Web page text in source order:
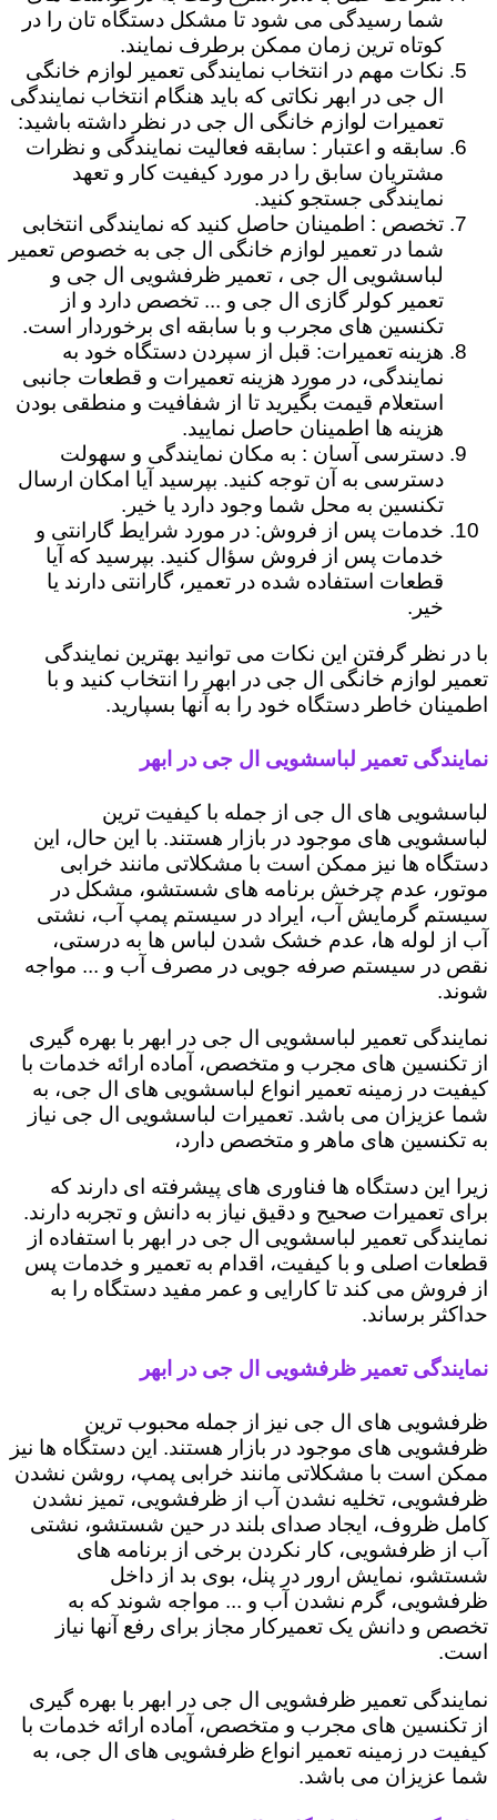
شما رسیدگی می شود تا مشکل دستگاه تان را در
کوتاه ترین زمان ممکن برطرف نمایند.
نکات مهم در انتخاب نمایندگی تعمیر لوازم خانگی
ال جی در ابهر نکاتی که باید هنگام انتخاب نمایندگی
تعمیرات لوازم خانگی ال جی در نظر داشته باشید:
سابقه و اعتبار : سابقه فعالیت نمایندگی و نظرات
مشتریان سابق را در مورد کیفیت کار و تعهد
نمایندگی جستجو کنید.
تخصص : اطمینان حاصل کنید که نمایندگی انتخابی
شما در تعمیر لوازم خانگی ال جی به خصوص تعمیر
لباسشویی ال جی ، تعمیر ظرفشویی ال جی و
تعمیر کولر گازی ال جی و ... تخصص دارد و از
تکنسین های مجرب و با سابقه ای برخوردار است.
هزینه تعمیرات: قبل از سپردن دستگاه خود به
نمایندگی، در مورد هزینه تعمیرات و قطعات جانبی
استعلام قیمت بگیرید تا از شفافیت و منطقی بودن
هزینه ها اطمینان حاصل نمایید.
دسترسی آسان : به مکان نمایندگی و سهولت
دسترسی به آن توجه کنید. بپرسید آیا امکان ارسال
تکنسین به محل شما وجود دارد یا خیر.
خدمات پس از فروش: در مورد شرایط گارانتی و
خدمات پس از فروش سؤال کنید. بپرسید که آیا
قطعات استفاده شده در تعمیر، گارانتی دارند یا
خیر.
با در نظر گرفتن این نکات می توانید بهترین نمایندگی
تعمیر لوازم خانگی ال جی در ابهر را انتخاب کنید و با
اطمینان خاطر دستگاه خود را به آنها بسپارید.
نمایندگی تعمیر لباسشویی ال جی در ابهر
لباسشویی های ال جی از جمله با کیفیت ترین
لباسشویی های موجود در بازار هستند. با این حال، این
دستگاه ها نیز ممکن است با مشکلاتی مانند خرابی
موتور، عدم چرخش برنامه های شستشو، مشکل در
سیستم گرمایش آب، ایراد در سیستم پمپ آب، نشتی
آب از لوله ها، عدم خشک شدن لباس ها به درستی،
نقص در سیستم صرفه جویی در مصرف آب و ... مواجه
شوند.
نمایندگی تعمیر لباسشویی ال جی در ابهر با بهره گیری
از تکنسین های مجرب و متخصص، آماده ارائه خدمات با
کیفیت در زمینه تعمیر انواع لباسشویی های ال جی، به
شما عزیزان می باشد. تعمیرات لباسشویی ال جی نیاز
به تکنسین های ماهر و متخصص دارد،
زیرا این دستگاه ها فناوری های پیشرفته ای دارند که
برای تعمیرات صحیح و دقیق نیاز به دانش و تجربه دارند.
نمایندگی تعمیر لباسشویی ال جی در ابهر با استفاده از
قطعات اصلی و با کیفیت، اقدام به تعمیر و خدمات پس
از فروش می کند تا کارایی و عمر مفید دستگاه را به
حداکثر برساند.
نمایندگی تعمیر ظرفشویی ال جی در ابهر
ظرفشویی های ال جی نیز از جمله محبوب ترین
ظرفشویی های موجود در بازار هستند. این دستگاه ها نیز
ممکن است با مشکلاتی مانند خرابی پمپ، روشن نشدن
ظرفشویی، تخلیه نشدن آب از ظرفشویی، تمیز نشدن
کامل ظروف، ایجاد صدای بلند در حین شستشو، نشتی
آب از ظرفشویی، کار نکردن برخی از برنامه های
شستشو، نمایش ارور در پنل، بوی بد از داخل
ظرفشویی، گرم نشدن آب و ... مواجه شوند که به
تخصص و دانش یک تعمیرکار مجاز برای رفع آنها نیاز
است.
نمایندگی تعمیر ظرفشویی ال جی در ابهر با بهره گیری
از تکنسین های مجرب و متخصص، آماده ارائه خدمات با
کیفیت در زمینه تعمیر انواع ظرفشویی های ال جی، به
شما عزیزان می باشد.